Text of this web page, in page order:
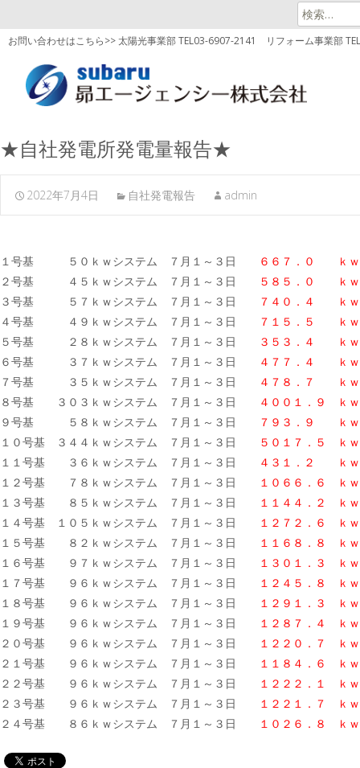
検
索:
お問い合わせはこちら>> 太陽光事業部 TEL03-6907-2141 リフォーム事業部
★自社発電所発電量報告★
2022年7月4日 自社発電報告 admin
１号基 ５０ｋｗシステム ７月１～３日
６６７．０ ｋｗ
２号基 ４５ｋｗシステム ７月１～３日
５８５．０ ｋｗ
３号基 ５７ｋｗシステム ７月１～３日
７４０．４ ｋｗ
４号基 ４９ｋｗシステム ７月１～３日
７１５．５ ｋｗ
５号基 ２８ｋｗシステム ７月１～３日
３５３．４ ｋｗ
６号基 ３７ｋｗシステム ７月１～３日
４７７．４ ｋｗ
７号基 ３５ｋｗシステム ７月１～３日
４７８．７ ｋｗ
８号基 ３０３ｋｗシステム ７月１～３日
４００１．９ ｋｗ
９号基 ５８ｋｗシステム ７月１～３日
７９３．９ ｋｗ
１０号基 ３４４ｋｗシステム ７月１～３日
５０１７．５ ｋｗ
１１号基 ３６ｋｗシステム ７月１～３日
４３１．２ ｋｗ
１２号基 ７８ｋｗシステム ７月１～３日
１０６６．６ ｋｗ
１３号基 ８５ｋｗシステム ７月１～３日
１１４４．２ ｋｗ
１４号基 １０５ｋｗシステム ７月１～３日
１２７２．６ ｋｗ
１５号基 ８２ｋｗシステム ７月１～３日
１１６８．８ ｋｗ
１６号基 ９７ｋｗシステム ７月１～３日
１３０１．３ ｋｗ
１７号基 ９６ｋｗシステム ７月１～３日
１２４５．８ ｋｗ
１８号基 ９６ｋｗシステム ７月１～３日
１２９１．３ ｋｗ
１９号基 ９６ｋｗシステム ７月１～３日
１２８７．４
ｋｗ
２０号基 ９６ｋｗシステム ７月１～３日
１２２０．７ ｋｗ
２１号基 ９６ｋｗシステム ７月１～３日
１１８４．６ ｋｗ
２２号基 ９６ｋｗシステム ７月１～３日
１２２２．１ ｋｗ
２３号基 ９６ｋｗシステム ７月１～３日
１２２１．７ ｋｗ
２４号基 ８６ｋｗシステム ７月１～３日
１０２６．８ ｋｗ